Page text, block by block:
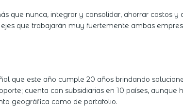
que nunca, integrar y consolidar, ahorrar costos
que trabajarán muy fuertemente ambas
que este año cumple 20 años brindando
cuenta con subsidiarias en 10 países,
geográfica como de portafolio.